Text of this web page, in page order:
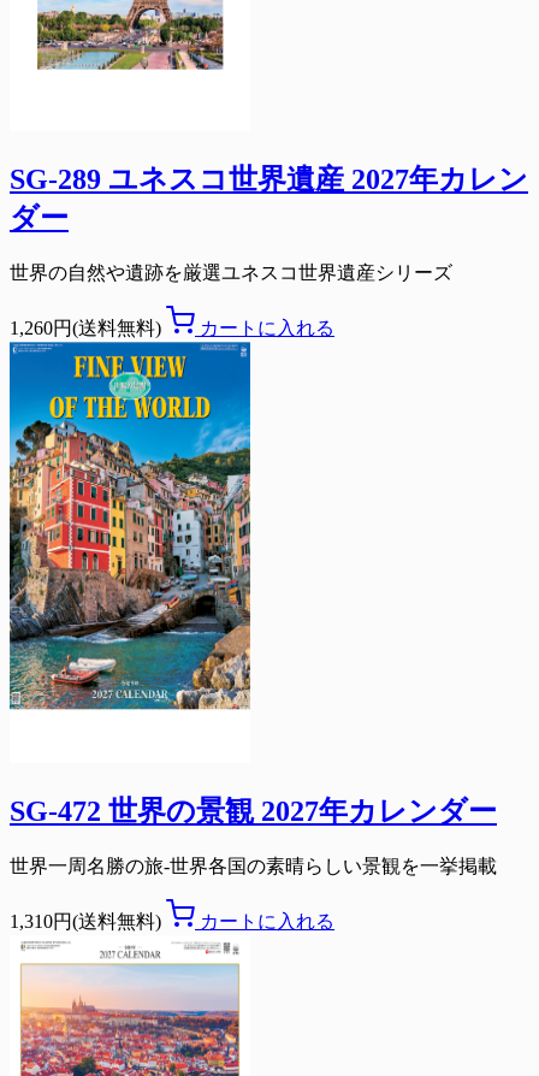
SG-289 ユネスコ世界遺産 2027年カレン
ダー
世界の自然や遺跡を厳選ユネスコ世界遺産シリーズ
1,260円(送料無料) カートに入れる
SG-472 世界の景観 2027年カレンダー
世界一周名勝の旅-世界各国の素晴らしい景観を一挙掲載
1,310円(送料無料) カートに入れる